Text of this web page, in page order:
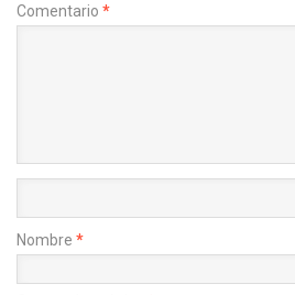
Comentario *
Nombre *